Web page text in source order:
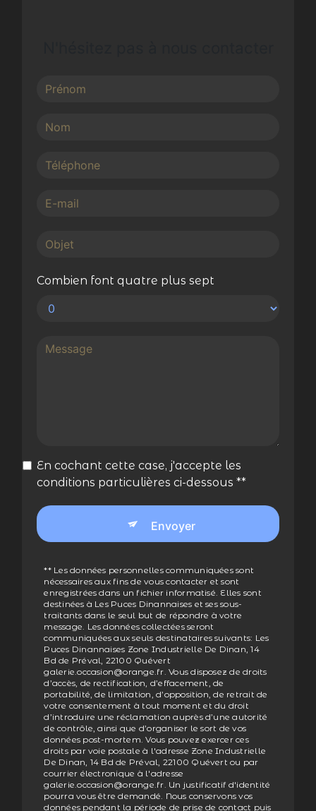
Combien font quatre plus sept
En cochant cette case, j'accepte les
conditions particulières ci-dessous **
Envoyer
** Les données personnelles communiquées sont
nécessaires aux fins de vous contacter et sont
enregistrées dans un fichier informatisé. Elles sont
destinées à Les Puces Dinannaises et ses sous-
traitants dans le seul but de répondre à votre
message. Les données collectées seront
communiquées aux seuls destinataires suivants: Les
Puces Dinannaises Zone Industrielle De Dinan, 14
Bd de Préval, 22100 Quévert
galerie.occasion@orange.fr. Vous disposez de droits
d’accès, de rectification, d’effacement, de
portabilité, de limitation, d’opposition, de retrait de
votre consentement à tout moment et du droit
d’introduire une réclamation auprès d’une autorité
de contrôle, ainsi que d’organiser le sort de vos
données post-mortem. Vous pouvez exercer ces
droits par voie postale à l'adresse Zone Industrielle
De Dinan, 14 Bd de Préval, 22100 Quévert ou par
courrier électronique à l'adresse
galerie.occasion@orange.fr. Un justificatif d'identité
pourra vous être demandé. Nous conservons vos
données pendant la période de prise de contact puis